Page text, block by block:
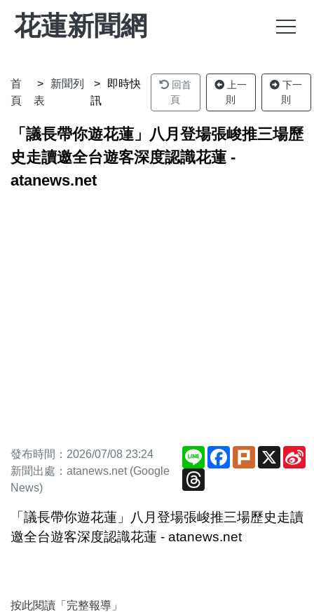
花蓮新聞網
首
頁
新聞列
表
即時快
訊
回首
頁
上一
則
下一
則
「議長帶你遊花蓮」八月登場張峻推三場歷
史走讀邀全台遊客深度認識花蓮 -
atanews.net
發布時間：2026/07/08 23:24
新聞出處：atanews.net (Google
News)
Line Facebook
Plurk X
「議長帶你遊花蓮」八月登場張峻推三場歷史走讀
邀全台遊客深度認識花蓮 - atanews.net
按此閱讀「完整報導」